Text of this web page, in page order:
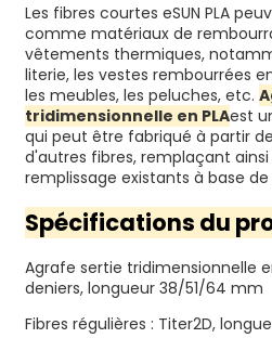
Les fibres courtes eSUN PLA
comme matériaux de
vêtements thermiques,
literie, les vestes rembourrées
les meubles, les peluches, etc.
tridimensionnelle en PLAest
qui peut être fabriqué à partir
d'autres fibres, remplaçant
remplissage existants à base
Spécifications du
Agrafe sertie tridimensionnelle
deniers, longueur 38/51/64 mm
Fibres régulières : Titer2D,